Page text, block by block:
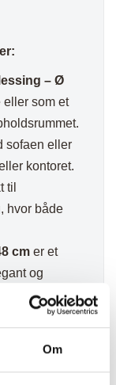
Om
– Ø
eller som et
sofaen eller
kontoret.
til
hvor både
cm er et
og
ramme
og